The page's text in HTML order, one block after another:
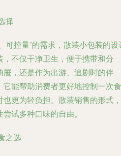
择
可控量”的需求， 散装小包装的设
不仅干净卫生，便于携带和分
，还是作为出游、追剧时的伴
能帮助消费者更好地控制一次食
更为轻负担。散装销售的形式，
试多种口味的自由。
之选